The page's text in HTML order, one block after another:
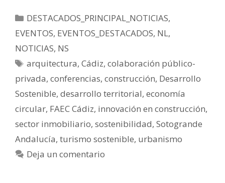
DESTACADOS_PRINCIPAL_NOTICIAS,
EVENTOS, EVENTOS_DESTACADOS, NL,
NOTICIAS, NS
arquitectura,Cádiz,colaboración público-
privada, conferencias, construcción, Desarrollo
Sostenible, desarrollo territorial, economía
circular, FAEC Cádiz, innovación en construcción,
sector inmobiliario, sostenibilidad, Sotogrande
Andalucía, turismo sostenible, urbanismo
Deja un comentario